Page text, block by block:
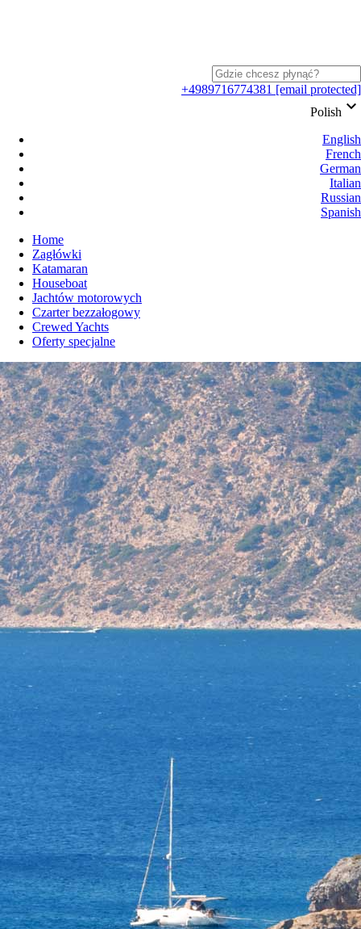
+4989716774381 [email protected]
Polish keyboard_arrow_down
English
French
German
Italian
Russian
Spanish
Home
Zagłówki
Katamaran
Houseboat
Jachtów motorowych
Czarter bezzałogowy
Crewed Yachts
Oferty specjalne